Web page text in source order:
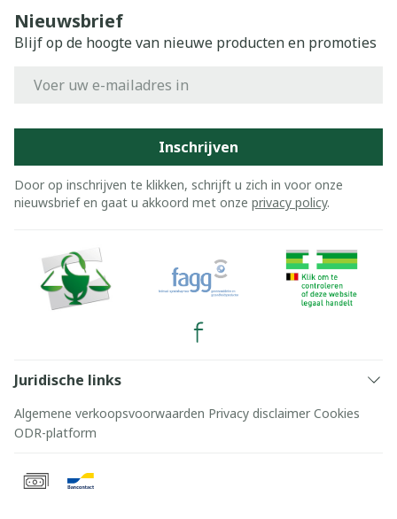
Nieuwsbrief
Blijf op de hoogte van nieuwe producten en promoties
Inschrijven
Door op inschrijven te klikken, schrijft u zich in voor onze
nieuwsbrief en gaat u akkoord met onze privacy policy.
Juridische links
Algemene verkoopsvoorwaarden Privacy disclaimer Cookies
ODR-platform